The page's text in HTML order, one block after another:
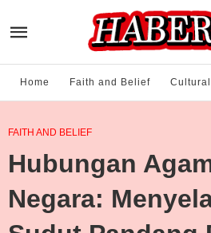
Home Faith and Belief
FAITH AND BELIEF
Hubungan
Negara: